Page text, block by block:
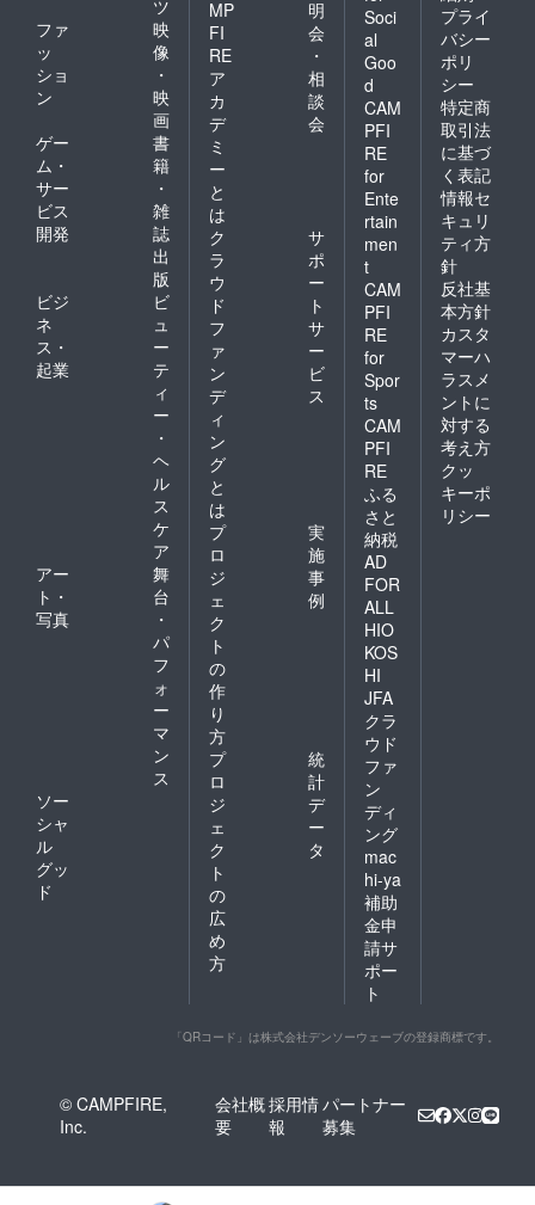
ツ
ファ
ッ
ショ
ン
映
像
・
映
画
ゲー
ム・
サー
ビス
開発
書
籍
・
雑
誌
出
版
ビジ
ネ
ス・
起業
ビ
ュ
ー
テ
ィ
ー
・
ヘ
ル
ス
ケ
ア
アー
ト・
写真
舞
台
・
パ
フ
ォ
ー
マ
ン
ス
ソー
シャ
ル
グッ
ド
MP
FI
RE
ア
カ
デ
ミ
ー
と
は
明
会
・
相
談
会
ク
ラ
ウ
ド
フ
ァ
ン
デ
ィ
ン
グ
と
は
サ
ポ
ー
ト
サ
ー
ビ
ス
プ
ロ
ジ
ェ
ク
ト
の
作
り
方
実
施
事
例
プ
ロ
ジ
ェ
ク
ト
の
広
め
方
統
計
デ
ー
タ
Soci
al
Goo
d
CAM
PFI
RE
for
Ente
rtain
men
t
CAM
PFI
RE
for
Spor
ts
CAM
PFI
RE
ふる
さと
納税
AD
FOR
ALL
HIO
KOS
HI
JFA
クラ
ウド
ファ
ン
ディ
ング
mac
hi-ya
補助
金申
請サ
ポー
ト
プライ
バシー
ポリ
シー
特定商
取引法
に基づ
く表記
情報セ
キュリ
ティ方
針
反社基
本方針
カスタ
マーハ
ラスメ
ントに
対する
考え方
クッ
キーポ
リシー
「QRコード」は株式会社デンソーウェーブの登録商標です。
© CAMPFIRE,
Inc.
会社概
要
採用情
報
パートナー
募集